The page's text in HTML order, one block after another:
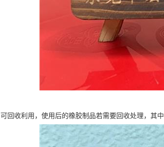
可回收利用，使用后的橡胶制品若需要回收处理，其